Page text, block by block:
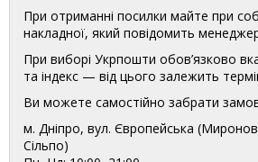
При отриманні посилки майте при
накладної, який повідомить менеджер
При виборі Укрпошти обов’язково
та індекс — від цього залежить
Ви можете самостійно забрати
м. Дніпро, вул. Європейська
Сільпо)